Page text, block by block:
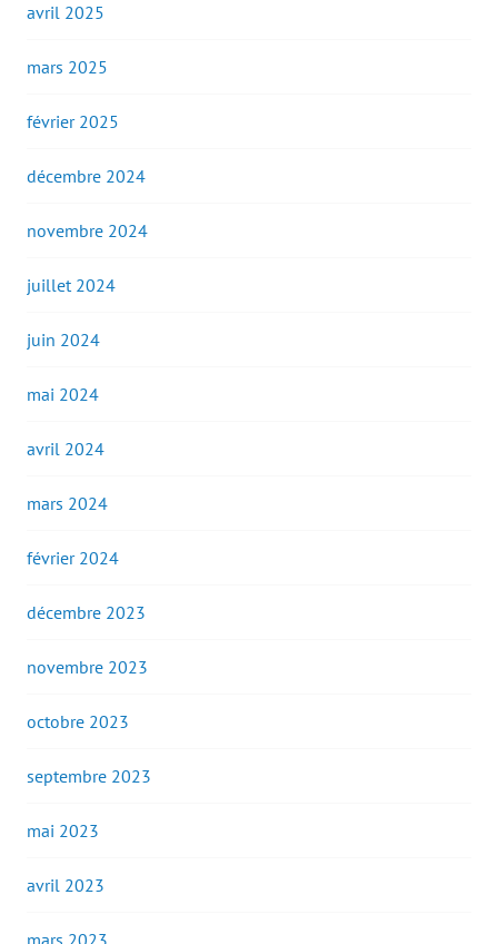
avril 2025
mars 2025
février 2025
décembre 2024
novembre 2024
juillet 2024
juin 2024
mai 2024
avril 2024
mars 2024
février 2024
décembre 2023
novembre 2023
octobre 2023
septembre 2023
mai 2023
avril 2023